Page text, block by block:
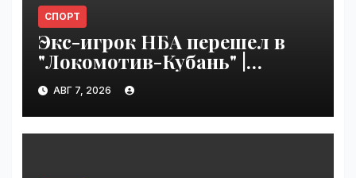
СПОРТ
Экс-игрок НБА перешел в
"Локомотив-Кубань" |
VseTime.ru
АВГ 7, 2026